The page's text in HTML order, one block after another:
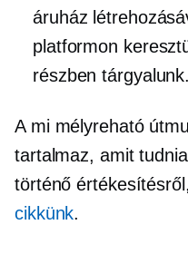
áruház
platformon
részben tárgyalunk.
A mi mélyreható
tartalmaz, amit
történő
cikkünk.